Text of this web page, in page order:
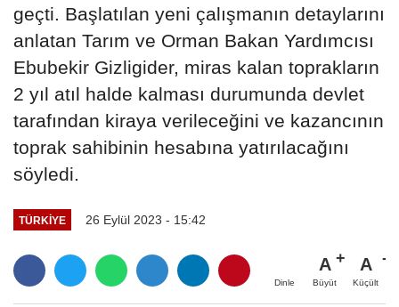
geçti. Başlatılan yeni çalışmanın detaylarını
anlatan Tarım ve Orman Bakan Yardımcısı
Ebubekir Gizligider, miras kalan toprakların
2 yıl atıl halde kalması durumunda devlet
tarafından kiraya verileceğini ve kazancının
toprak sahibinin hesabına yatırılacağını
söyledi.
TÜRKIYE 26 Eylül 2023 - 15:42
Dinle
A
Büyüt
A
Küçült